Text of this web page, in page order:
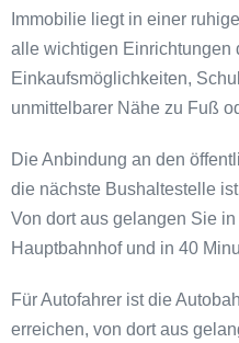
Immobilie liegt in einer
alle wichtigen Einrichtungen
Einkaufsmöglichkeiten,
unmittelbarer Nähe zu Fuß
Die Anbindung an den
die nächste Bushaltestelle
Von dort aus gelangen Sie
Hauptbahnhof und in 40
Für Autofahrer ist die
erreichen, von dort aus